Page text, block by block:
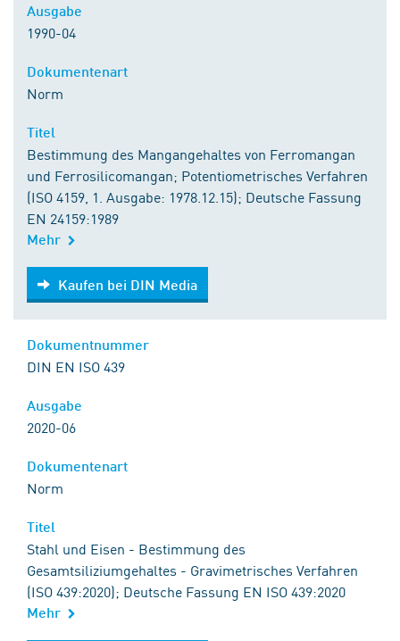
1990-04
Norm
Bestimmung des Mangangehaltes von Ferromangan
und Ferrosilicomangan; Potentiometrisches Verfahren
(ISO 4159, 1. Ausgabe: 1978.12.15); Deutsche Fassung
EN 24159:1989
Mehr
Kaufen bei DIN Media
Kaufen bei DIN Media
DIN EN ISO 439
2020-06
Norm
Stahl und Eisen - Bestimmung des
Gesamtsiliziumgehaltes - Gravimetrisches Verfahren
(ISO 439:2020); Deutsche Fassung EN ISO 439:2020
Mehr